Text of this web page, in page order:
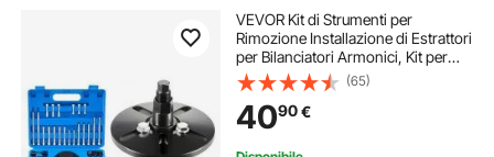
VEVOR Kit di Strumenti per
Rimozione Installazione di Estrattori
per Bilanciatori Armonici, Kit per
Installazione di Bilanciatori
Armonici in Acciaio, Volani, Pulegge
dell'Albero Motore
(65)
4090€